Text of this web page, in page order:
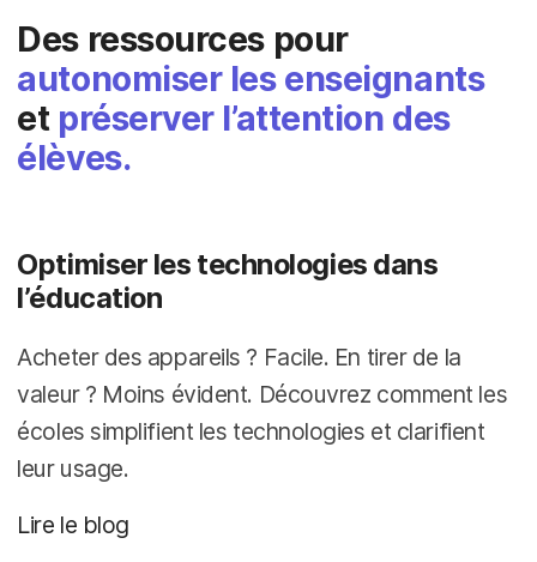
Des ressources pour
autonomiser les enseignants
et préserver l’attention des
élèves.
Optimiser les technologies dans
l’éducation
Acheter des appareils ? Facile. En tirer de la
valeur ? Moins évident. Découvrez comment les
écoles simplifient les technologies et clarifient
leur usage.
Lire le blog